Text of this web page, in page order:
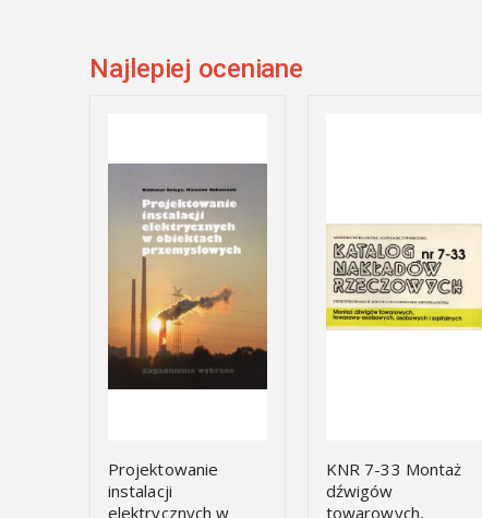
Najlepiej oceniane
Projektowanie
instalacji
elektrycznych w
KNR 7-33 Montaż
dźwigów
towarowych,